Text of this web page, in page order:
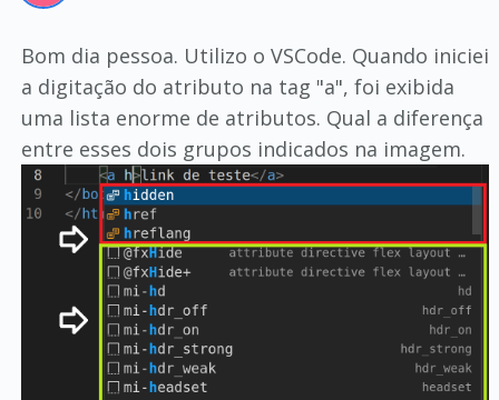
Bom dia pessoa. Utilizo o VSCode. Quando iniciei
a digitação do atributo na tag "a", foi exibida
uma lista enorme de atributos. Qual a diferença
entre esses dois grupos indicados na imagem.